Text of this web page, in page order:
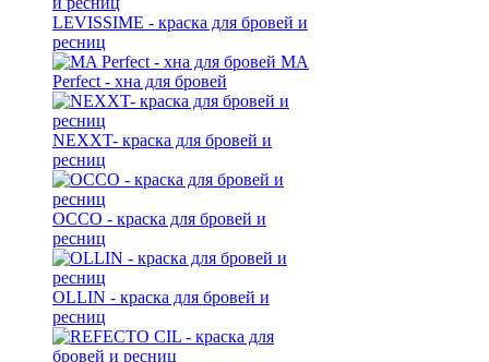
LEVISSIME - краска для бровей и
ресниц
MA
Perfect - хна для бровей
NEXXT- краска для бровей и
ресниц
OCCO - краска для бровей и
ресниц
OLLIN - краска для бровей и
ресниц